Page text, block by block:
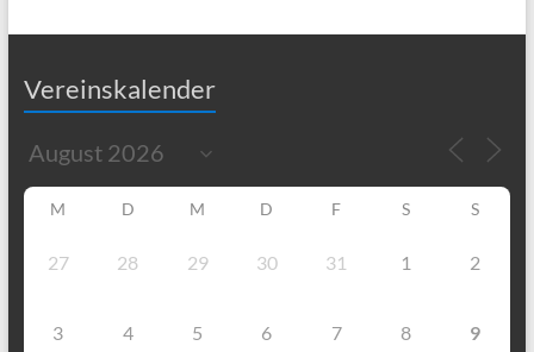
Vereinskalender
M D M D F S S
27 28 29 30 31 1 2
3 4 5 6 7 8 9